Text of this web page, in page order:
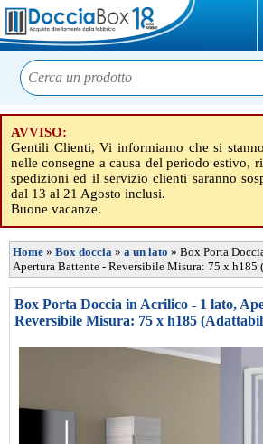
AVVISO:
Gentili Clienti, Vi informiamo che si
nelle consegne a causa del periodo estivo,
spedizioni ed il servizio clienti saranno
dal 13 al 21 Agosto inclusi.
Buone vacanze.
Home » Box doccia » a un lato » Box Porta
Apertura Battente - Reversibile Misura: 75 x
Box Porta Doccia in Acrilico - 1 lato,
Reversibile Misura: 75 x h185